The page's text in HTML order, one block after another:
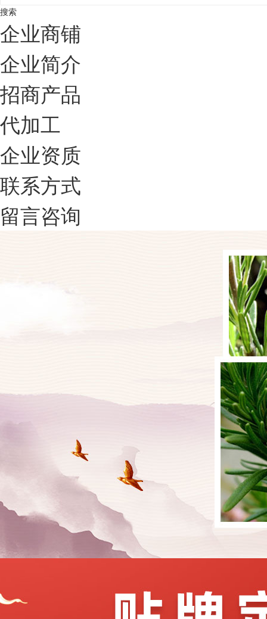
搜索
企业商铺
企业简介
招商产品
代加工
企业资质
联系方式
留言咨询